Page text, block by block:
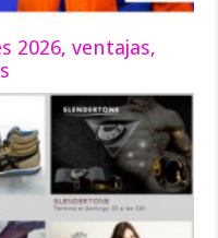
2026, ventajas,